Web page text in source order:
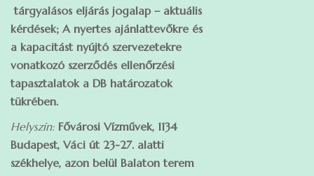
tárgyalásos eljárás jogalap – aktuális
kérdések; A nyertes ajánlattevőkre és
a kapacitást nyújtó szervezetekre
vonatkozó szerződés ellenőrzési
tapasztalatok a DB határozatok
tükrében.
Helyszín: Fővárosi Vízművek, 1134
Budapest, Váci út 23-27. alatti
székhelye, azon belül Balaton terem